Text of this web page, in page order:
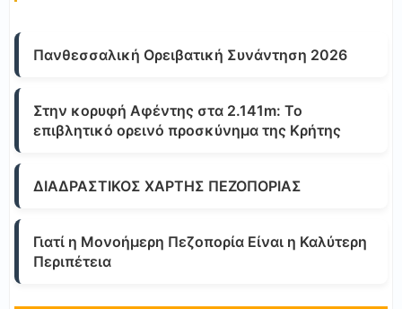
Πανθεσσαλική Ορειβατική Συνάντηση 2026
Στην κορυφή Αφέντης στα 2.141m: Το
επιβλητικό ορεινό προσκύνημα της Κρήτης
ΔΙΑΔΡΑΣΤΙΚΟΣ ΧΑΡΤΗΣ ΠΕΖΟΠΟΡΙΑΣ
Γιατί η Μονοήμερη Πεζοπορία Είναι η Καλύτερη
Περιπέτεια